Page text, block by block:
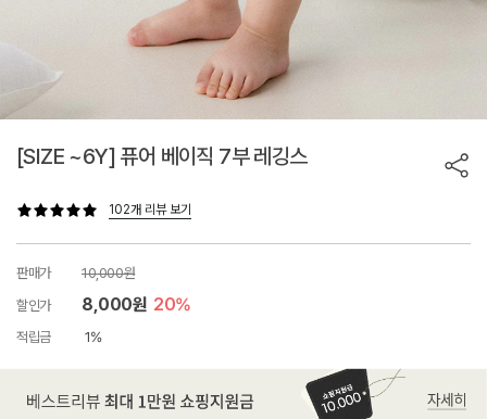
[SIZE ~6Y] 퓨어 베이직 7부 레깅스
102개 리뷰 보기
판매가
10,000원
할인가
8,000원 20%
적립금 1%